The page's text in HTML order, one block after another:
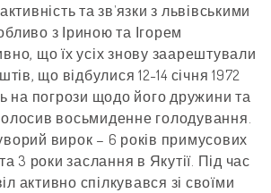
та зв’язки з львівськими
з Іриною та Ігорем
що їх усіх знову заарештували
що відбулися 12-14 січня 1972
на погрози щодо його дружини та
восьмиденне голодування.
вирок – 6 років примусових
3 роки заслання в Якутії. Під час
активно спілкувався зі своїми